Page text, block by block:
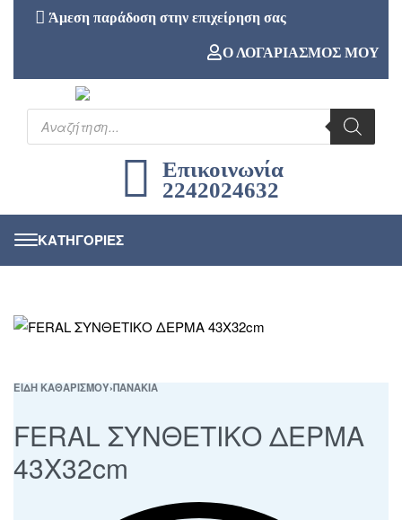
Άμεση παράδοση στην επιχείρηση σας
Ο ΛΟΓΑΡΙΑΣΜΟΣ ΜΟΥ
Επικοινωνία
2242024632
ΕΙΔΗ ΚΑΘΑΡΙΣΜΟΥ›ΠΑΝΑΚΙΑ
FERAL ΣΥΝΘΕΤΙΚΟ ΔΕΡΜΑ
43Χ32cm